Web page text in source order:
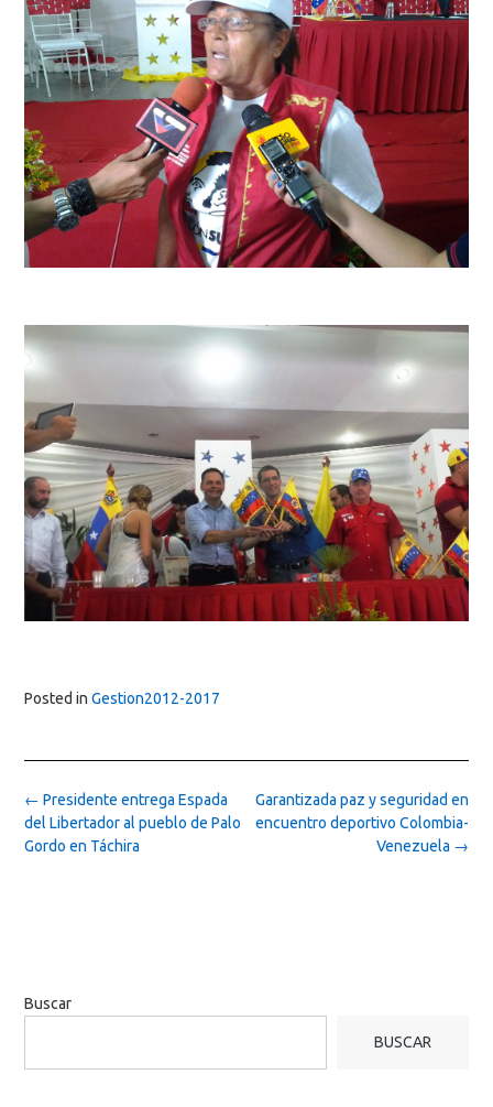
Posted in Gestion2012-2017
Post
navigation
Garantizada paz y seguridad en
encuentro deportivo Colombia-
Venezuela →
← Presidente entrega Espada
del Libertador al pueblo de Palo
Gordo en Táchira
Buscar
BUSCAR